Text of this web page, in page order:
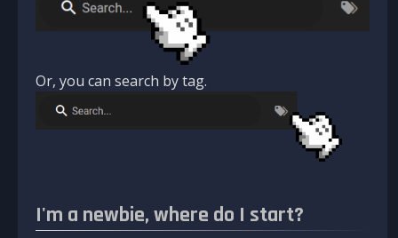
Or, you can search by tag.
I'm a newbie, where do I start?